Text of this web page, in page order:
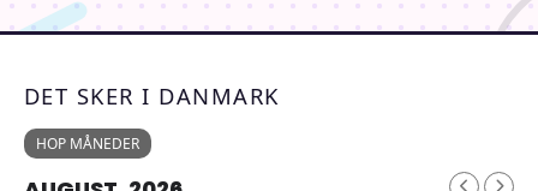
DET SKER I DANMARK
HOP MÅNEDER